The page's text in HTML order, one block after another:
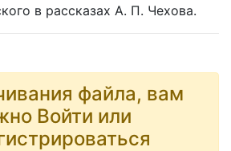
в рассказах А. П. Чехова.
файла, вам
Войти или